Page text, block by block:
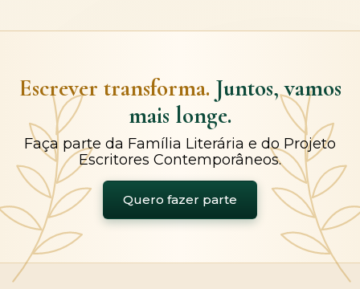
Escrever transforma. Juntos, vamos
mais longe.
Faça parte da Família Literária e do Projeto
Escritores Contemporâneos.
Quero fazer parte